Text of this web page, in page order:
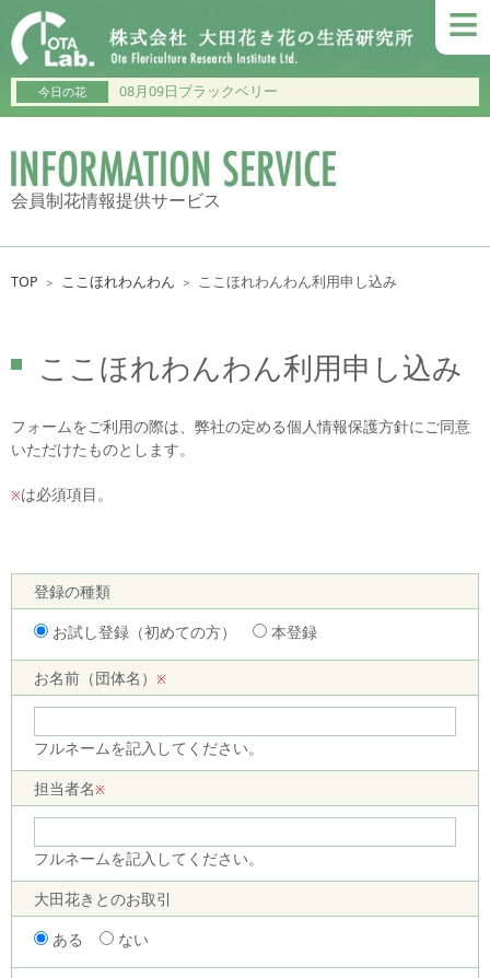
≡
今日の花 08月09日ブラックベリー
会員制花情報提供サービス
TOP ＞ ここほれわんわん ＞ ここほれわんわん利用申し込み
ここほれわんわん利用申し込み
フォームをご利用の際は、弊社の定める個人情報保護方針にご同意
いただけたものとします。
※は必須項目。
登録の種類
お試し登録（初めての方）
本登録
お名前（団体名） ※
フルネームを記入してください。
担当者名※
フルネームを記入してください。
大田花きとのお取引
ある
ない